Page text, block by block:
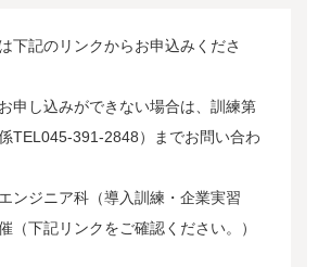
下記のリンクからお申込みくださ
申し込みができない場合は、訓練第
TEL045-391-2848）までお問い合わ
ンジニア科（導入訓練・企業実習
（下記リンクをご確認ください。）